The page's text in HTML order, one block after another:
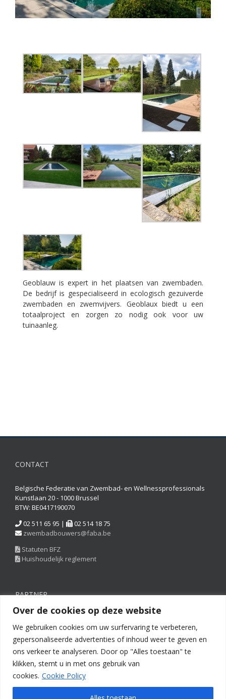
Over de cookies op deze website
We gebruiken cookies om uw surfervaring te verbeteren,
gepersonaliseerde advertenties of inhoud weer te geven en
ons verkeer te analyseren. Door op "Alles toestaan" te
klikken, stemt u in met ons gebruik van
cookies. Cookie Policy
Geoblauw is expert in het plaatsen van zwembaden.
De bedrijf is gespecialiseerd in ecologisch gezuiverde
zwembaden en zwemvijvers. Geoblaux biedt u een
totaalproject en zorgen zo nodig ook voor uw
tuinaanleg.
CONTACT
Belgische Federatie van Zwembad- en Wellnessprofessionals
Kunstlaan 20 - 1000 Brussel
BTW: BE0417190070
02 511 65 95 |
02 514 18 75
zwembadbouwers@faba.be
Statuten BFZ
Huishoudelijk reglement
PARTNER